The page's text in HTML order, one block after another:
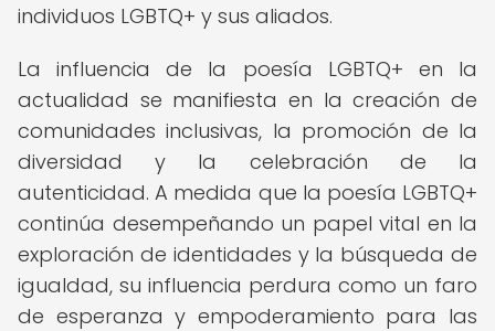
individuos LGBTQ+ y sus aliados.
La influencia de la poesía LGBTQ+ en la
actualidad se manifiesta en la creación de
comunidades inclusivas, la promoción de la
diversidad y la celebración de la
autenticidad. A medida que la poesía LGBTQ+
continúa desempeñando un papel vital en la
exploración de identidades y la búsqueda de
igualdad, su influencia perdura como un faro
de esperanza y empoderamiento para las